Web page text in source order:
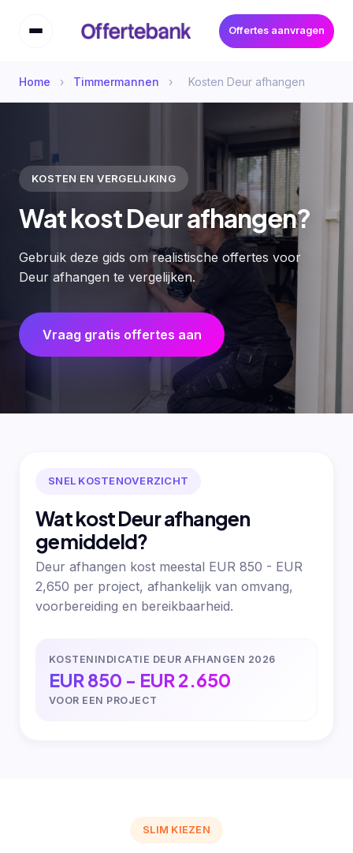
Offertes aanvragen
Home › Timmermannen › Kosten Deur afhangen
KOSTEN EN VERGELIJKING
Wat kost Deur afhangen?
Gebruik deze gids om realistische offertes voor
Deur afhangen te vergelijken.
Vraag gratis offertes aan
SNEL KOSTENOVERZICHT
Wat kost Deur afhangen
gemiddeld?
Deur afhangen kost meestal EUR 850 - EUR
2,650 per project, afhankelijk van omvang,
voorbereiding en bereikbaarheid.
KOSTENINDICATIE DEUR AFHANGEN 2026
EUR 850 - EUR 2.650
VOOR EEN PROJECT
SLIM KIEZEN